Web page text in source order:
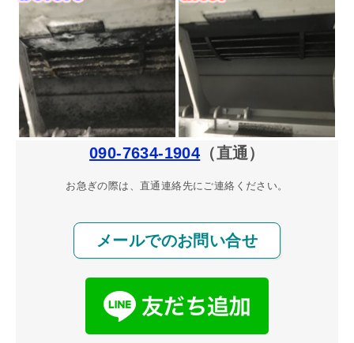
090-7634-1904 （直通）
お急ぎの際は、直通連絡先にご連絡ください。
メールでのお問い合せ